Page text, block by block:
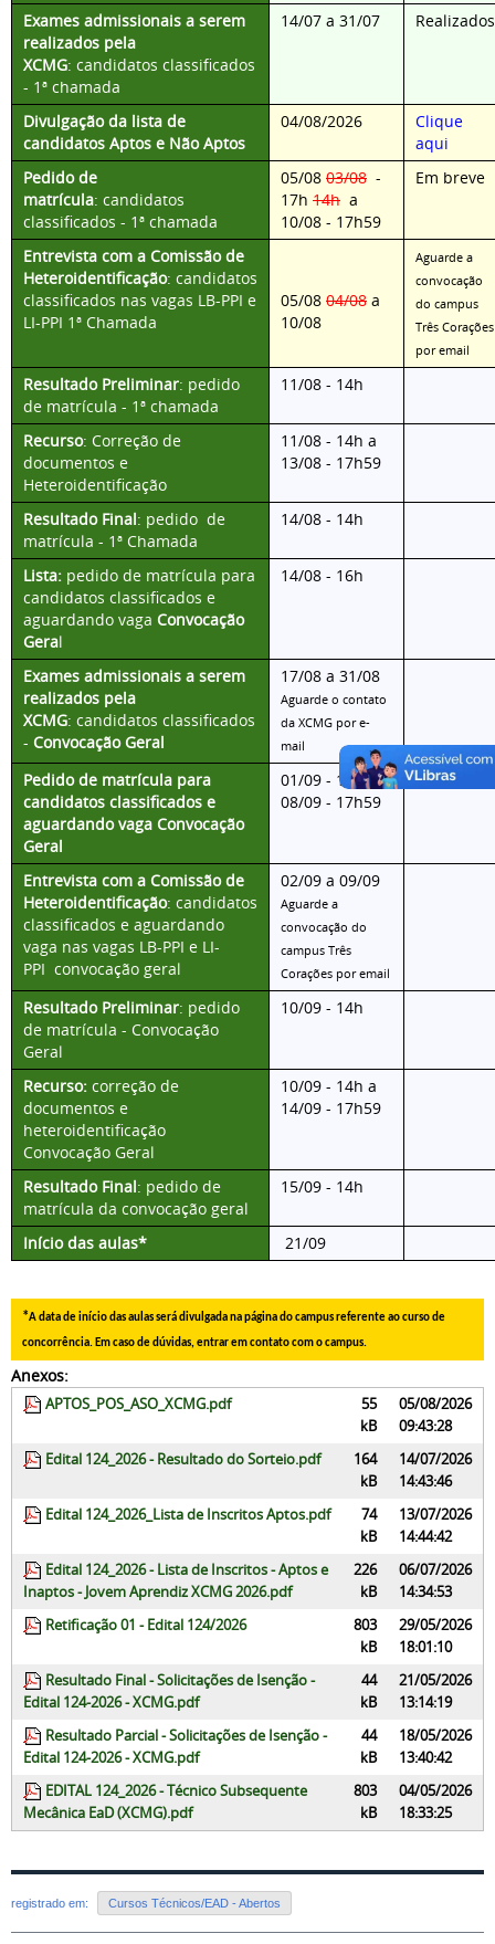
Exames admissionais a serem
realizados pela
XCMG: candidatos classificados
- 1ª chamada
14/07 a 31/07 Realizados
Divulgação da lista de
candidatos Aptos e Não Aptos
04/08/2026
Clique
aqui
Pedido de
matrícula: candidatos
classificados - 1ª chamada
05/08 03/08 -
17h 14h a
10/08 - 17h59
Em breve
Entrevista com a Comissão de
Heteroidentificação: candidatos
classificados nas vagas LB-PPI e
LI-PPI 1ª Chamada
05/08 04/08 a
10/08
Aguarde a
convocação
do campus
Três Corações
por email
Resultado Preliminar: pedido
de matrícula - 1ª chamada
11/08 - 14h
Recurso: Correção de
documentos e
Heteroidentificação
11/08 - 14h a
13/08 - 17h59
Resultado Final: pedido de
matrícula - 1ª Chamada
14/08 - 14h
Lista: pedido de matrícula para
candidatos classificados e
aguardando vaga Convocação
Geral
14/08 - 16h
Exames admissionais a serem
realizados pela
XCMG: candidatos classificados
- Convocação Geral
17/08 a 31/08
Aguarde o contato
da XCMG por e-
mail
Pedido de matrícula para
candidatos classificados e
aguardando vaga Convocação
Geral
01/09 - 14h a
08/09 - 17h59
Entrevista com a Comissão de
Heteroidentificação: candidatos
classificados e aguardando
vaga nas vagas LB-PPI e LI-
PPI convocação geral
02/09 a 09/09
Aguarde a
convocação do
campus Três
Corações por email
Resultado Preliminar: pedido
de matrícula - Convocação
Geral
10/09 - 14h
Recurso: correção de
documentos e
heteroidentificação
Convocação Geral
10/09 - 14h a
14/09 - 17h59
Resultado Final: pedido de
matrícula da convocação geral
15/09 - 14h
Início das aulas* 21/09
*A data de início das aulas será divulgada na página do campus referente ao curso de
concorrência. Em caso de dúvidas, entrar em contato com o campus.
Anexos:
APTOS_POS_ASO_XCMG.pdf
55
kB
05/08/2026
09:43:28
Edital 124_2026 - Resultado do Sorteio.pdf
164
kB
14/07/2026
14:43:46
Edital 124_2026_Lista de Inscritos Aptos.pdf
74
kB
13/07/2026
14:44:42
Edital 124_2026 - Lista de Inscritos - Aptos e
Inaptos - Jovem Aprendiz XCMG 2026.pdf
226
kB
06/07/2026
14:34:53
Retificação 01 - Edital 124/2026
803
kB
29/05/2026
18:01:10
Resultado Final - Solicitações de Isenção -
Edital 124-2026 - XCMG.pdf
44
kB
21/05/2026
13:14:19
Resultado Parcial - Solicitações de Isenção -
Edital 124-2026 - XCMG.pdf
44
kB
18/05/2026
13:40:42
EDITAL 124_2026 - Técnico Subsequente
Mecânica EaD (XCMG).pdf
803
kB
04/05/2026
18:33:25
registrado em: Cursos Técnicos/EAD - Abertos